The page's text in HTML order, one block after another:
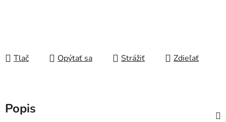
Tlač Opýtať sa Strážiť Zdieľať
Popis